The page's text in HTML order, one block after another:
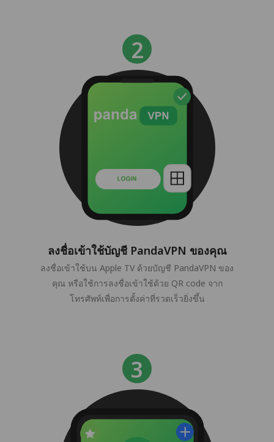
ลงชื่อเข้าใช้บัญชี PandaVPN ของคุณ
ลงชื่อเข้าใช้บน Apple TV ด้วยบัญชี PandaVPN ของ
คุณ หรือใช้การลงชื่อเข้าใช้ด้วย QR code จาก
โทรศัพท์เพื่อการตั้งค่าที่รวดเร็วยิ่งขึ้น